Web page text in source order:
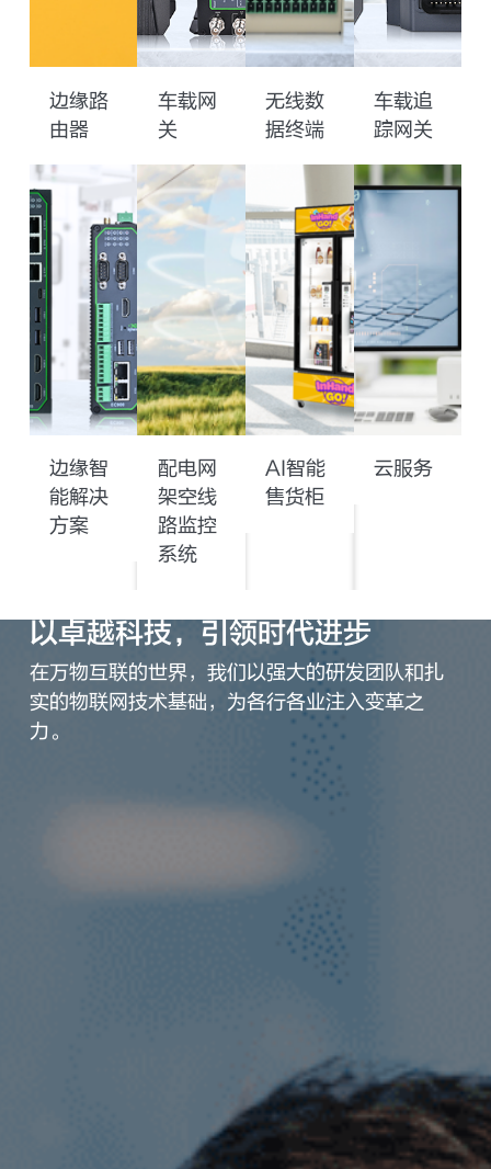
边缘路
由器
车载网
关
无线数
据终端
车载追
踪网关
边缘智
能解决
方案
配电网
架空线
路监控
系统
AI智能
售货柜
云服务
以卓越科技，引领时代进步
在万物互联的世界，我们以强大的研发团队和扎
实的物联网技术基础，为各行各业注入变革之
力。